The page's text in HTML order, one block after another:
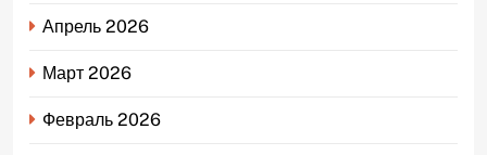
Апрель 2026
Март 2026
Февраль 2026